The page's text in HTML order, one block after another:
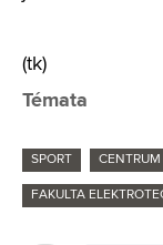
(tk)
Témata
SPORT
FAKULTA